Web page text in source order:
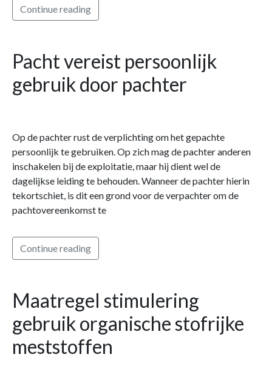
Continue reading
Pacht vereist persoonlijk
gebruik door pachter
Op de pachter rust de verplichting om het gepachte
persoonlijk te gebruiken. Op zich mag de pachter anderen
inschakelen bij de exploitatie, maar hij dient wel de
dagelijkse leiding te behouden. Wanneer de pachter hierin
tekortschiet, is dit een grond voor de verpachter om de
pachtovereenkomst te
Continue reading
Maatregel stimulering
gebruik organische stofrijke
meststoffen